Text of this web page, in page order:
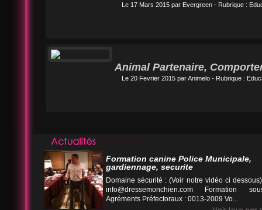
Le 17 Mars 2015 par Evergreen - Rubrique :
Animal Partenaire,
Le 20 Fevrier 2015 parAnimelo - Rubrique :
Formation canine Police Municipale,
gardiennage, securite
Domaine sécurité : (Voir notre vidéo ci
info@dressemonchien.com Formation
Agréments Préfectoraux : 0013-2009 Vo...